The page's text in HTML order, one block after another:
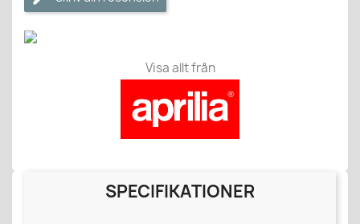
Visa allt från
SPECIFIKATIONER